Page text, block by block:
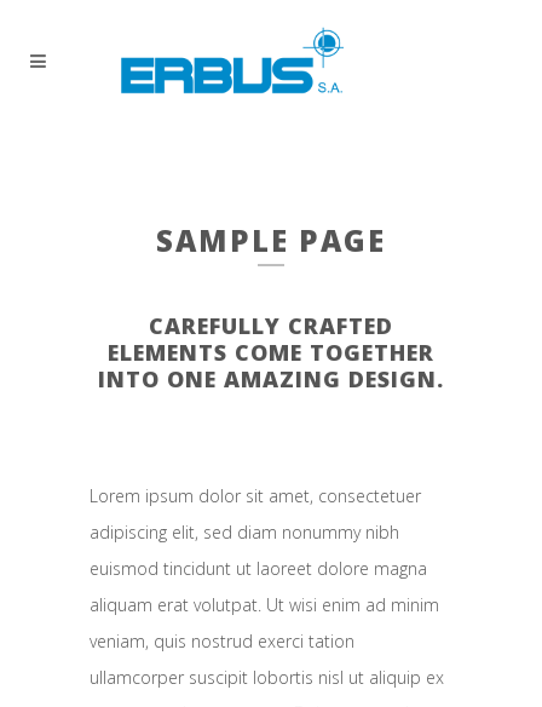
SAMPLE PAGE
CAREFULLY CRAFTED
ELEMENTS COME TOGETHER
INTO ONE AMAZING DESIGN.
Lorem ipsum dolor sit amet, consectetuer
adipiscing elit, sed diam nonummy nibh
euismod tincidunt ut laoreet dolore magna
aliquam erat volutpat. Ut wisi enim ad minim
veniam, quis nostrud exerci tation
ullamcorper suscipit lobortis nisl ut aliquip ex